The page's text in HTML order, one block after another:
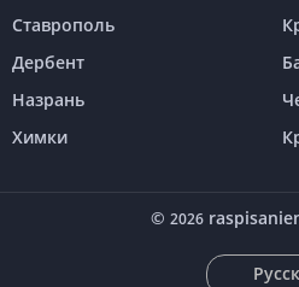
Ставрополь
Дербент
Назрань
Химки
© 2026